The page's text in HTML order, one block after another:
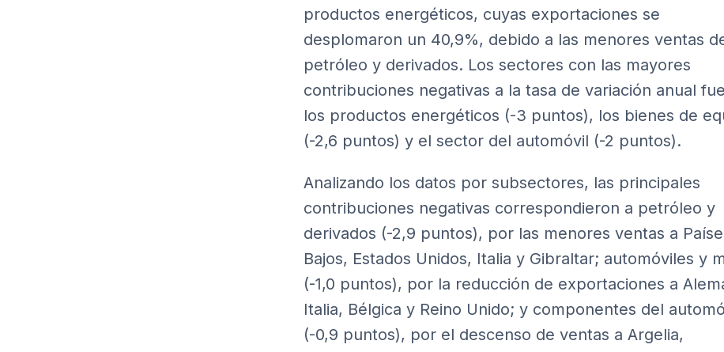
productos energéticos, cuyas exportaciones se
desplomaron un 40,9%, debido a las menores ventas
petróleo y derivados. Los sectores con las mayores
contribuciones negativas a la tasa de variación anual
los productos energéticos (-3 puntos), los bienes de
(-2,6 puntos) y el sector del automóvil (-2 puntos).
Analizando los datos por subsectores, las principales
contribuciones negativas correspondieron a petróleo y
derivados (-2,9 puntos), por las menores ventas a
Bajos, Estados Unidos, Italia y Gibraltar; automóviles y
(-1,0 puntos), por la reducción de exportaciones a
Italia, Bélgica y Reino Unido; y componentes del
(-0,9 puntos), por el descenso de ventas a Argelia,